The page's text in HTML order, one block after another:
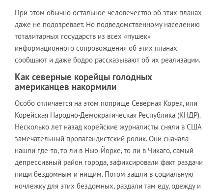
При этом обычно остальное человечество об этих планах
даже не подозревает. Но подведомственному населению
тоталитарных государств из всех «пушек»
информационного сопровождения об этих планах
сообщают и даже бодро рассказывают об их реализации.
Как северные корейцы голодных
американцев накормили
Особо отличается на этом поприще Северная Корея, или
Корейская Народно-Демократическая Республика (КНДР).
Несколько лет назад корейские журналисты сняли в США
замечательный пропагандистский ролик. Они сначала
нашли где-то, то ли в Нью-Йорке, то ли в Чикаго, самый
депрессивный район города, зафиксировали факт раздачи
пищи бездомным и нищим. Потом зашли в социальную
ночлежку для этих бездомных, раздали там еду, одежду и